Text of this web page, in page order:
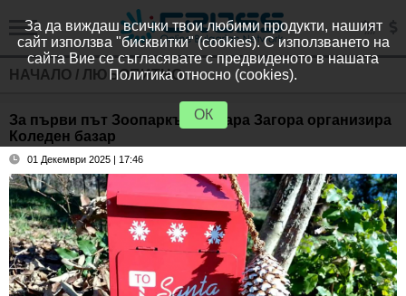
НАЧАЛО / ЛЮБОПИТНО
За първи път Зоопаркът в Стара Загора организира
Коледен базар
01 Декември 2025 | 17:46
За да виждаш всички твои любими продукти, нашият
сайт използва "бисквитки" (cookies). С използването на
сайта Вие се съгласявате с предвиденото в нашата
Политика относно (cookies).
ОК